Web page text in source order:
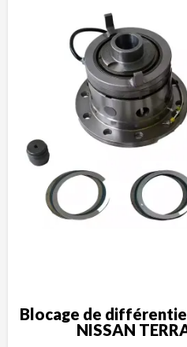
Blocage de
NISSAN